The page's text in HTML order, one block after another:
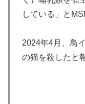
している」と
2024年4月、鳥
の猫を殺したと